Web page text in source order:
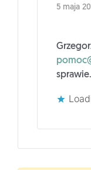
5 maja
sprawie.